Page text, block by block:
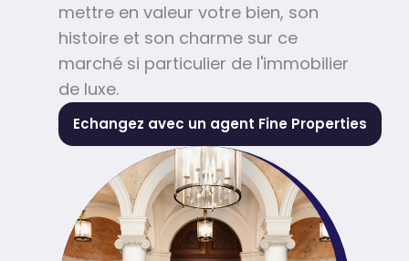
mettre en valeur votre bien, son
histoire et son charme sur ce
marché si particulier de l'immobilier
de luxe.
Echangez avec un agent Fine Properties